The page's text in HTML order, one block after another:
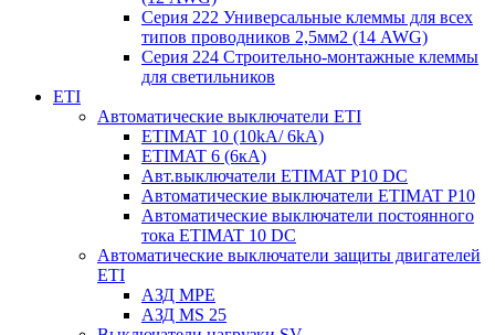
Серия 222 Универсальные клеммы для всех
типов проводников 2,5мм2 (14 AWG)
Серия 224 Строительно-монтажные клеммы
для светильников
ETI
Автоматические выключатели ETI
ETIMAT 10 (10kA/ 6kA)
ETIMAT 6 (6кА)
Авт.выключатели ETIMAT P10 DC
Автоматические выключатели ETIMAT P10
Автоматические выключатели постоянного
тока ETIMAT 10 DC
Автоматические выключатели защиты двигателей
ETI
АЗД MPE
АЗД MS 25